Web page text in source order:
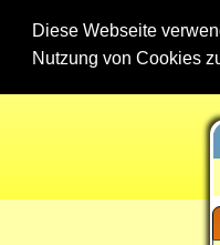
Diese Webseite
Nutzung von Cookies